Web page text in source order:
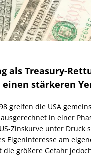
als Treasury-
einen stärkeren
greifen die USA
in einer
Zinskurve unter Druck
Eigeninteresse am
die größere Gefahr